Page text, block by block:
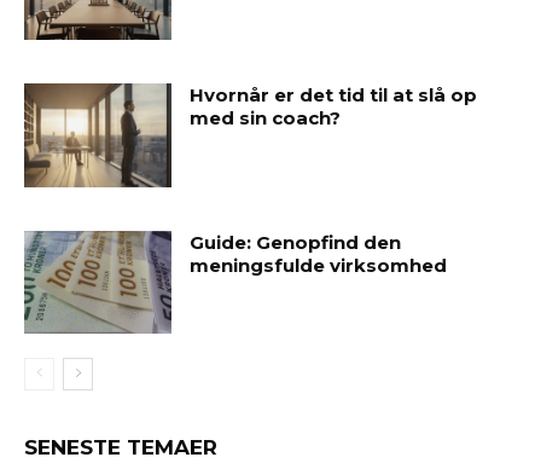
Hvornår er det tid til at slå op
med sin coach?
Guide: Genopfind den
meningsfulde virksomhed
SENESTE TEMAER